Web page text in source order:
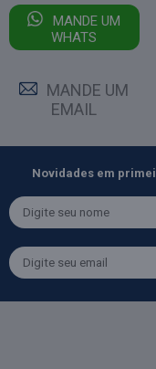
MANDE UM
WHATS
MANDE UM
EMAIL
Novidades em